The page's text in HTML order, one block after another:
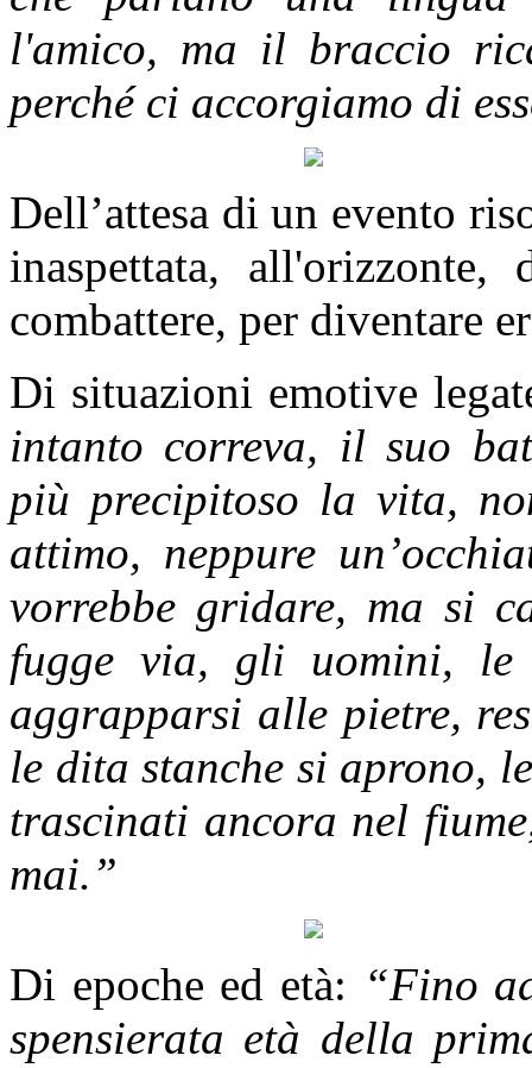
l'amico, ma il braccio
perché ci accorgiamo di
Dell’attesa di un evento
inaspettata,
combattere, per diventare
Di situazioni emotive
intanto correva, il suo
più precipitoso la vita,
attimo, neppure
vorrebbe gridare, ma si
fugge via, gli uomini,
aggrapparsi alle pietre,
le dita stanche si aprono,
trascinati ancora nel
mai.”
Di epoche ed età: “Fino
spensierata età della